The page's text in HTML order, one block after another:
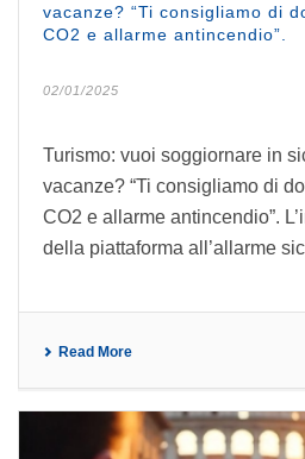
vacanze? “Ti consigliamo di
CO2 e allarme antincendio”.
02/01/2025
Turismo: vuoi soggiornare in
vacanze? “Ti consigliamo di
CO2 e allarme antincendio”.
della piattaforma all’allarme
Read More